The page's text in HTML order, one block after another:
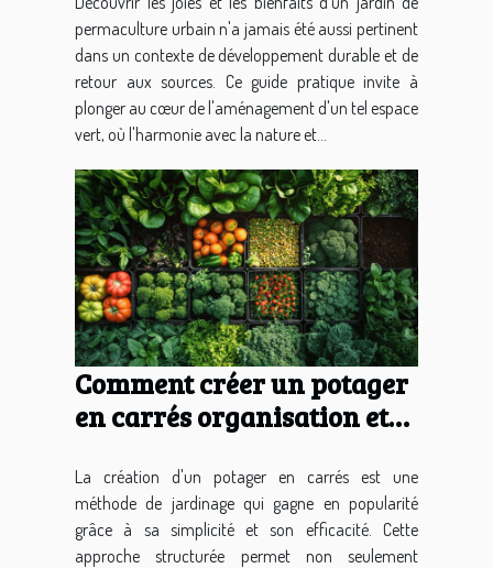
permaculture urbain n'a jamais été aussi pertinent
dans un contexte de développement durable et de
retour aux sources. Ce guide pratique invite à
plonger au cœur de l'aménagement d'un tel espace
vert, où l'harmonie avec la nature et...
Comment créer un potager
en carrés organisation et
rendement maximal
La création d'un potager en carrés est une
méthode de jardinage qui gagne en popularité
grâce à sa simplicité et son efficacité. Cette
approche structurée permet non seulement